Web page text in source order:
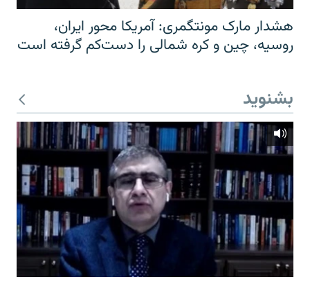
هشدار مارک مونتگمری: آمریکا محور ایران،
روسیه، چین و کره شمالی را دست‌کم گرفته است
بشنوید